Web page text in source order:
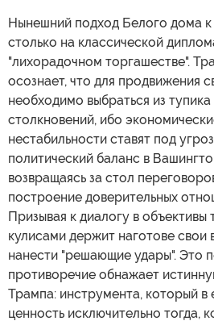
Нынешний подход Белого дома к
столько на классической
"лихорадочном торгашестве".
осознает, что для продвижения
необходимо выбраться из
столкновений, ибо
нестабильности ставят под
политический баланс в
возвращаясь за стол
построение доверительных
Призывая к диалогу в объективы
кулисами держит наготове свои
нанести "решающие удары". Это
противоречие обнажает
Трампа: инструмента, который в
ценность исключительно тогда,